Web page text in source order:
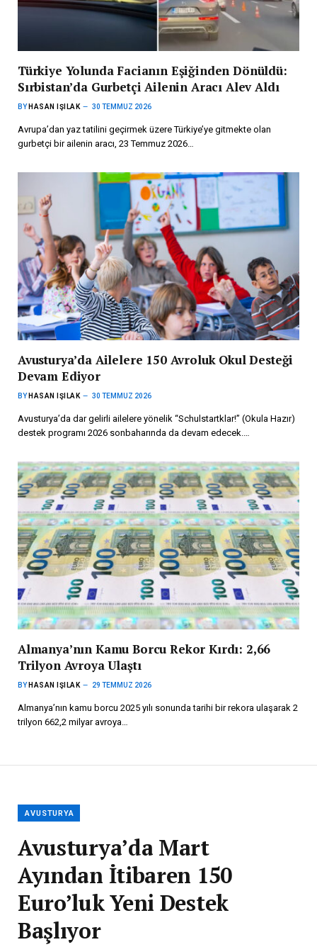
Türkiye Yolunda Facianın Eşiğinden Dönüldü:
Sırbistan’da Gurbetçi Ailenin Aracı Alev Aldı
BY HASAN IŞILAK 30 TEMMUZ 2026
Avrupa’dan yaz tatilini geçirmek üzere Türkiye’ye gitmekte olan
gurbetçi bir ailenin aracı, 23 Temmuz 2026…
Avusturya’da Ailelere 150 Avroluk Okul Desteği
Devam Ediyor
BY HASAN IŞILAK 30 TEMMUZ 2026
Avusturya’da dar gelirli ailelere yönelik “Schulstartklar!” (Okula Hazır)
destek programı 2026 sonbaharında da devam edecek.…
Almanya’nın Kamu Borcu Rekor Kırdı: 2,66
Trilyon Avroya Ulaştı
BY HASAN IŞILAK 29 TEMMUZ 2026
Almanya’nın kamu borcu 2025 yılı sonunda tarihi bir rekora ulaşarak 2
trilyon 662,2 milyar avroya…
AVUSTURYA
Avusturya’da Mart
Ayından İtibaren 150
Euro’luk Yeni Destek
Başlıyor